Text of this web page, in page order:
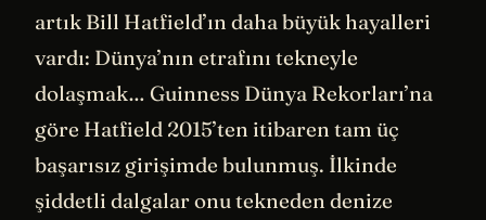
artık Bill Hatfield’ın daha büyük hayalleri
vardı: Dünya’nın etrafını tekneyle
dolaşmak… Guinness Dünya Rekorları’na
göre Hatfield 2015’ten itibaren tam üç
başarısız girişimde bulunmuş. İlkinde
şiddetli dalgalar onu tekneden denize